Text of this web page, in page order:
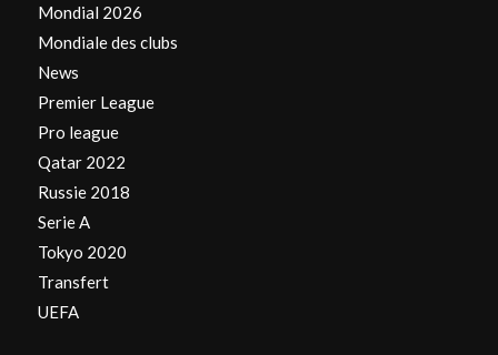
Mondial 2026
Mondiale des clubs
News
Premier League
Pro league
Qatar 2022
Russie 2018
Serie A
Tokyo 2020
Transfert
UEFA